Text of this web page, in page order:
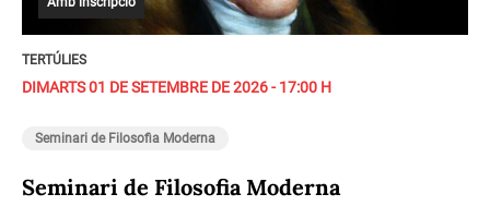
TERTÚLIES
DIMARTS 01 DE SETEMBRE DE 2026 - 17:00 H
Seminari de Filosofia Moderna
Seminari de Filosofia Moderna